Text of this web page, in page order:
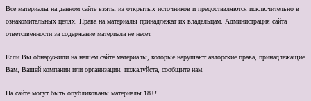
Все материалы на данном сайте взяты из открытых источников и предоставляются исключительно в
ознакомительных целях. Права на материалы принадлежат их владельцам. Администрация сайта
ответственности за содержание материала не несет.
Если Вы обнаружили на нашем сайте материалы, которые нарушают авторские права, принадлежащие
Вам, Вашей компании или организации, пожалуйста, сообщите нам.
На сайте могут быть опубликованы материалы 18+!